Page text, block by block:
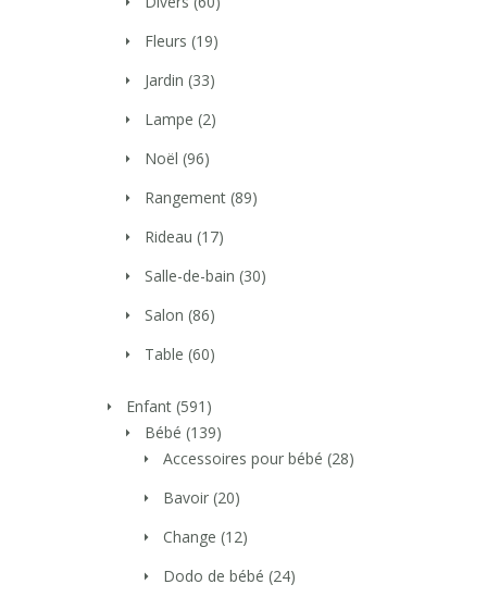
Fleurs (19)
Jardin (33)
Lampe (2)
Noël (96)
Rangement (89)
Rideau (17)
Salle-de-bain (30)
Salon (86)
Table (60)
Enfant (591)
Bébé (139)
Accessoires pour bébé (28)
Bavoir (20)
Change (12)
Dodo de bébé (24)